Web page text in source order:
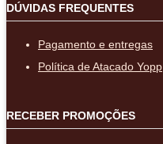
DÚVIDAS FREQUENTES
Pagamento e entregas
Política de Atacado Yopp
RECEBER PROMOÇÕES